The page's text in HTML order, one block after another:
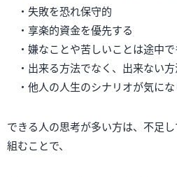
・失敗を恐れ保守的
・享楽的資金を優先する
・嫌なことや苦しいことは途中
・出来る方法でなく、出来ない
・他人の人生のシナリオが気にな
できる人の思考が多い方は、不足
組むことで、